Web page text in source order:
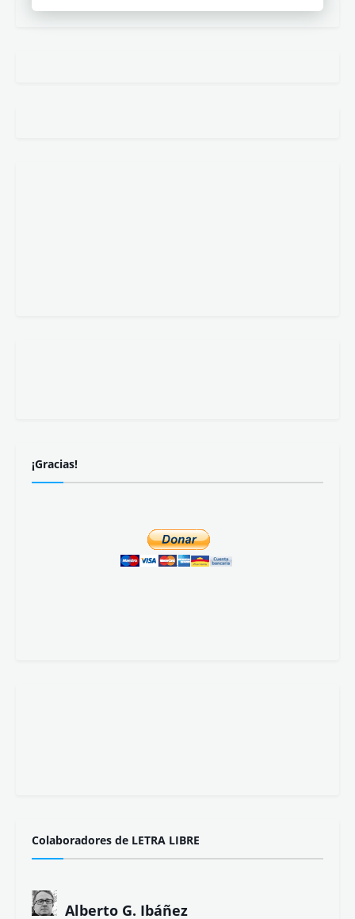
¡Gracias!
Colaboradores de LETRA LIBRE
Alberto G. Ibáñez